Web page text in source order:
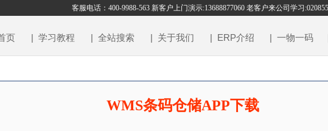
客服电话：400-9988-563 新客户上门演示:13688877060 老客户来公司学习
页 | 学习教程 | 全站搜索 | 关于我们 | ERP介绍 | 一物一码
WMS条码仓储APP下载